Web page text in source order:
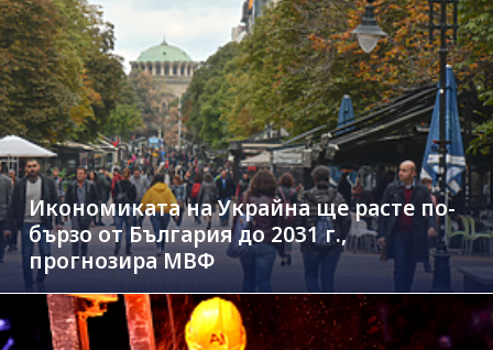
Икономиката на Украйна ще расте по-
бързо от България до 2031 г.,
прогнозира МВФ